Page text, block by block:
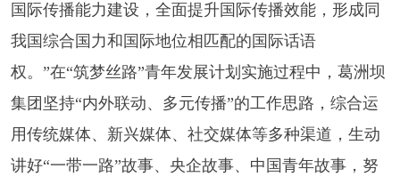
国际传播能力建设，全面提升国际传播效能，形成同
我国综合国力和国际地位相匹配的国际话语
权。”在“筑梦丝路”青年发展计划实施过程中，葛洲坝
集团坚持“内外联动、多元传播”的工作思路，综合运
用传统媒体、新兴媒体、社交媒体等多种渠道，生动
讲好“一带一路”故事、央企故事、中国青年故事，努